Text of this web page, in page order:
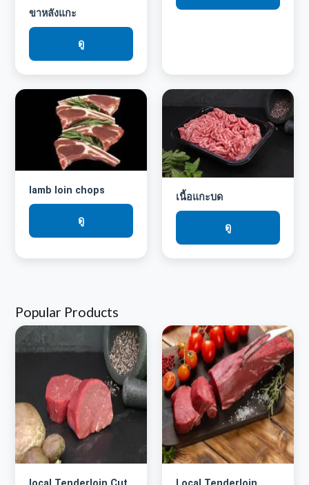
ขาหลังแกะ
ดู
lamb loin chops
ดู
เนื้อแกะบด
ดู
Popular Products